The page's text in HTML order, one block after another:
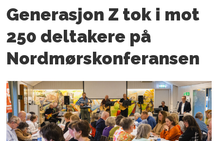
Generasjon Z tok i mot
250 deltakere på
Nordmørskonferansen